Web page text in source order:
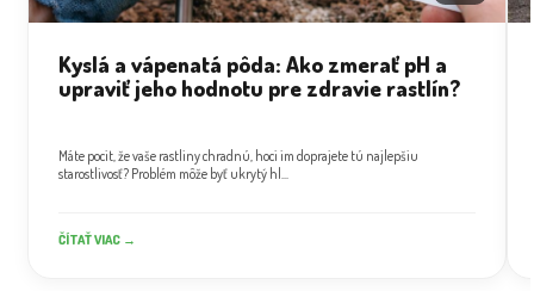
Kyslá a vápenatá pôda: Ako zmerať pH a
upraviť jeho hodnotu pre zdravie rastlín?
Máte pocit, že vaše rastliny chradnú, hoci im doprajete tú najlepšiu
starostlivosť? Problém môže byť ukrytý hl...
ČÍTAŤ VIAC →